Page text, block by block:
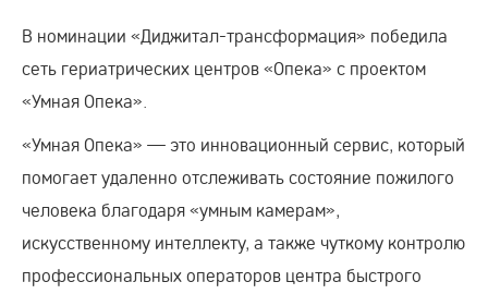
В номинации «Диджитал-трансформация» победила
сеть гериатрических центров «Опека» с проектом
«Умная Опека».
«Умная Опека» — это инновационный сервис, который
помогает удаленно отслеживать состояние пожилого
человека благодаря «умным камерам»,
искусственному интеллекту, а также чуткому контролю
профессиональных операторов центра быстрого